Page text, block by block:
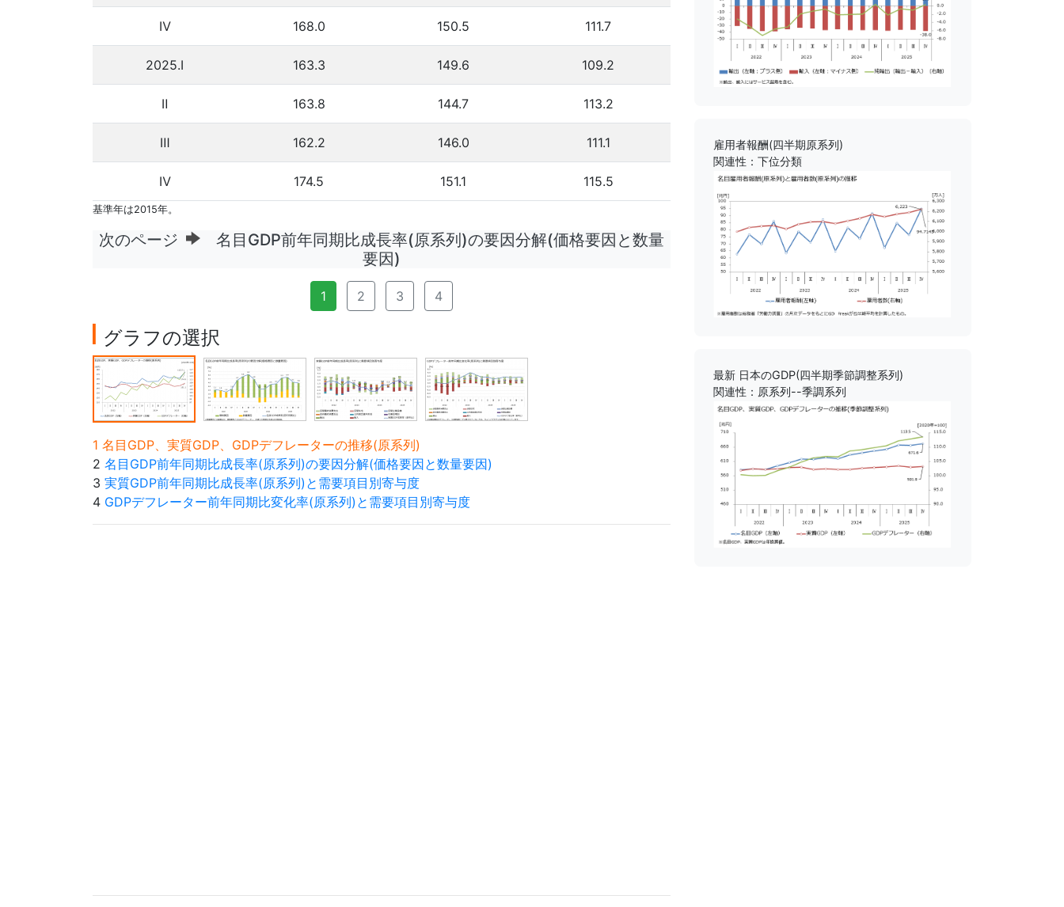
Ⅳ 168.0 150.5 111.7
2025.Ⅰ 163.3 149.6 109.2
Ⅱ 163.8 144.7 113.2
Ⅲ 162.2 146.0 111.1
Ⅳ 174.5 151.1 115.5
基準年は2015年。
次のページ
名目GDP前年同期比成長率(原系列)の要因分解(価格要因と数量
要因)
1 2 3 4
グラフの選択
1 名目GDP、実質GDP、GDPデフレーターの推移(原系列)
2 名目GDP前年同期比成長率(原系列)の要因分解(価格要因と数量要因)
3 実質GDP前年同期比成長率(原系列)と需要項目別寄与度
4 GDPデフレーター前年同期比変化率(原系列)と需要項目別寄与度
雇用者報酬(四半期原系列)
関連性：下位分類
最新 日本のGDP(四半期季節調整系列)
関連性：原系列--季調系列